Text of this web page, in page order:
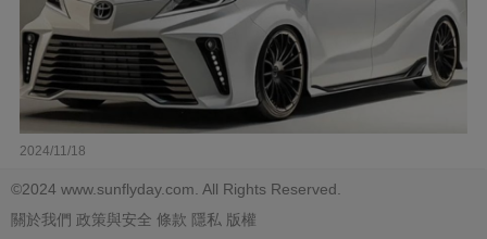
2024/11/18
©2024 www.sunflyday.com. All Rights Reserved.
關於我們 政策與安全 條款 隱私 版權